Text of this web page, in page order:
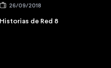
26/09/2018
Historias de Red 8